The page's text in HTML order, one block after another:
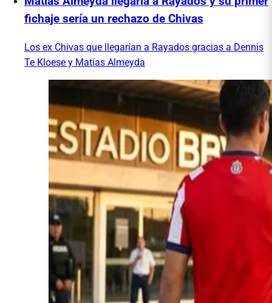
fichaje sería un rechazo de Chivas
Los ex Chivas que llegarían a Rayados gracias a Dennis
Te Kloese y Matías Almeyda